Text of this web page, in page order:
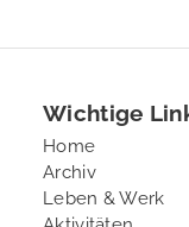
Wichtige
Home
Archiv
Leben & Werk
Aktivitäten